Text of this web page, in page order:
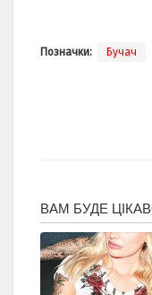
Позначки: Бучач